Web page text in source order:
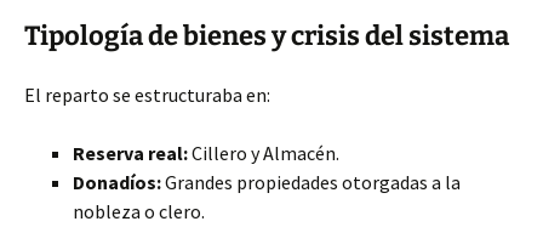
Tipología de bienes y crisis del sistema
El reparto se estructuraba en:
Reserva real:Cillero y Almacén.
Donadíos:Grandes propiedades otorgadas a la
nobleza o clero.